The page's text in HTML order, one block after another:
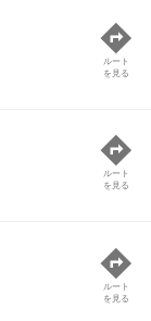
ルート
を見る
ルート
を見る
ルート
を見る